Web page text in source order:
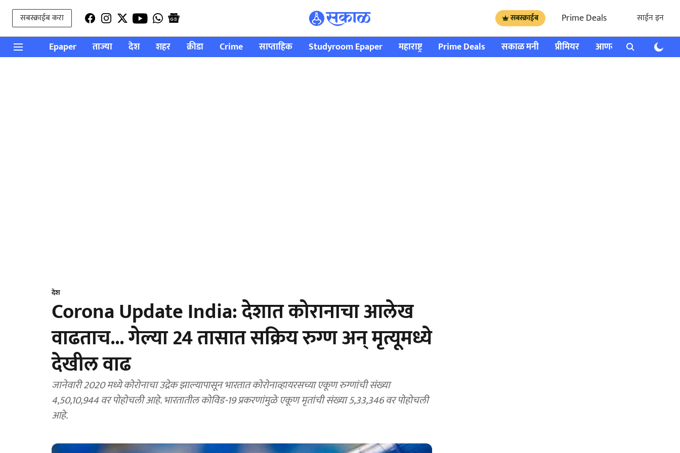
सबस्क्राईब करा सबस्क्राईब Prime Deals साईन इन
Epaper ताज्या देश शहर क्रीडा Crime साप्ताहिक Studyroom Epaper महाराष्ट्र Prime Deals सकाळ मनी प्रीमियर आणखी राशी भविष्य
देश
Corona Update India: देशात कोरानाचा आलेख
वाढताच... गेल्या 24 तासात सक्रिय रुग्ण अन् मृत्यूमध्ये
देखील वाढ
जानेवारी 2020 मध्ये कोरोनाचा उद्रेक झाल्यापासून भारतात कोरोनाव्हायरसच्या एकूण रुग्णांची संख्या
4,50,10,944 वर पोहोचली आहे. भारतातील कोविड-19 प्रकरणांमुळे एकूण मृतांची संख्या 5,33,346 वर पोहोचली
आहे.